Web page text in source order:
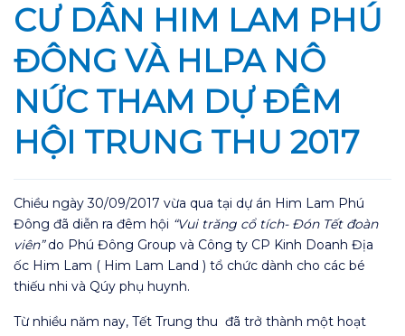
CƯ DÂN HIM LAM PHÚ
ĐÔNG VÀ HLPA NÔ
NỨC THAM DỰ ĐÊM
HỘI TRUNG THU 2017
Chiều ngày 30/09/2017 vừa qua tại dự án Him Lam Phú
Đông đã diễn ra đêm hội “Vui trăng cổ tích- Đón Tết đoàn
viên”do Phú Đông Group và Công ty CP Kinh Doanh Địa
ốc Him Lam ( Him Lam Land ) tổ chức dành cho các bé
thiếu nhi và Qúy phụ huynh.
Từ nhiều năm nay, Tết Trung thu đã trở thành một hoạt